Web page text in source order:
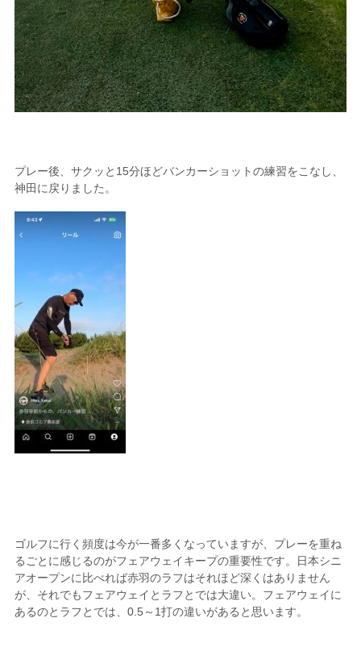
プレー後、サクッと15分ほどバンカーショットの練習をこなし、
神田に戻りました。
ゴルフに行く頻度は今が一番多くなっていますが、プレーを重ね
るごとに感じるのがフェアウェイキープの重要性です。日本シニ
アオープンに比べれば赤羽のラフはそれほど深くはありません
が、それでもフェアウェイとラフとでは大違い。フェアウェイに
あるのとラフとでは、0.5～1打の違いがあると思います。